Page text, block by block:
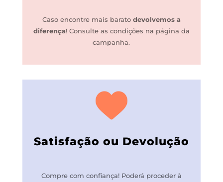
Caso encontre mais barato devolvemos a
diferença! Consulte as condições na página da
campanha.
Satisfação ou Devolução
Compre com confiança! Poderá proceder à